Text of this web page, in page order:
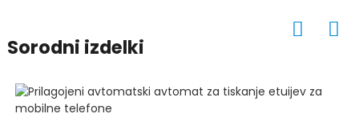
Sorodni izdelki